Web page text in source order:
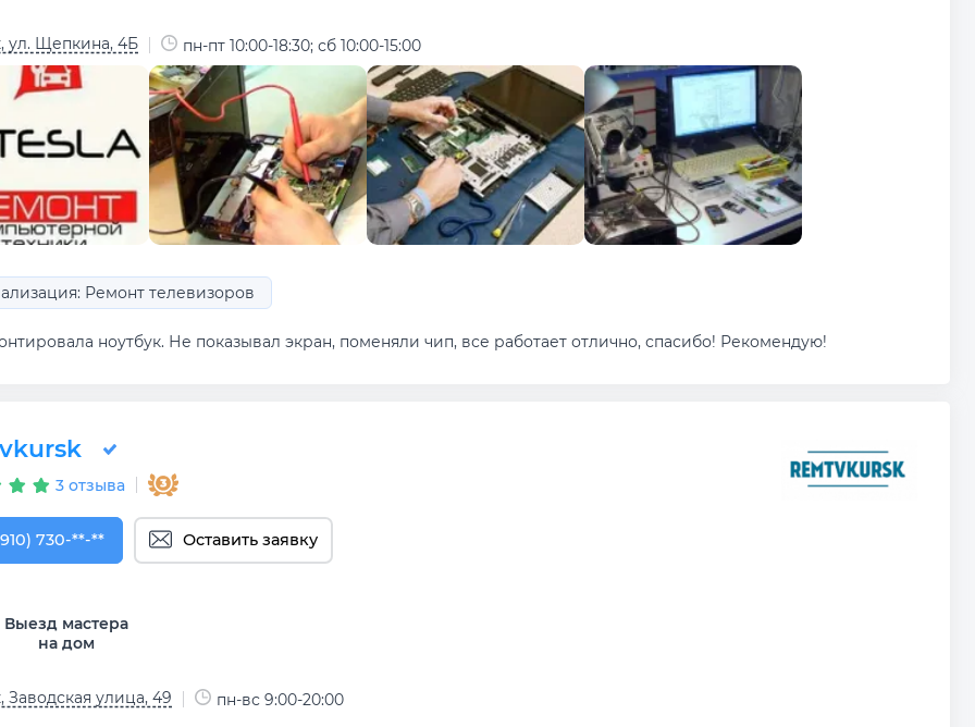
ул. Щепкина, 4Б пн-пт 10:00-18:30; сб 10:00-15:00
Ремонт телевизоров
ноутбук. Не показывал экран, поменяли чип, все работает отлично, спасибо! Рекомендую!
3 отзыва
730-28-47
730-**-** Оставить заявку
Выезд мастера
на дом
Заводская улица, 49 пн-вс 9:00-20:00